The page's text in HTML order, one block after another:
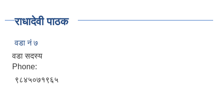
राधादेवी पाठक
वडा नं ७
वडा सदस्य
Phone:
९८४५०७१९६५